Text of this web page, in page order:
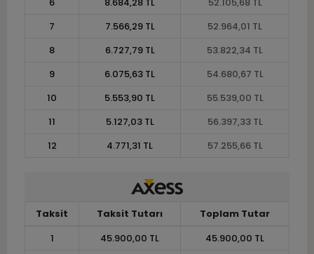
7
7.566,29 TL
52.964,01 TL
8
6.727,79 TL
53.822,34 TL
9
6.075,63 TL
54.680,67 TL
10
5.553,90 TL
55.539,00 TL
11
5.127,03 TL
56.397,33 TL
12
4.771,31 TL 57.255,66 TL
Taksit Taksit Tutarı
Toplam Tutar
1
45.900,00 TL
45.900,00 TL